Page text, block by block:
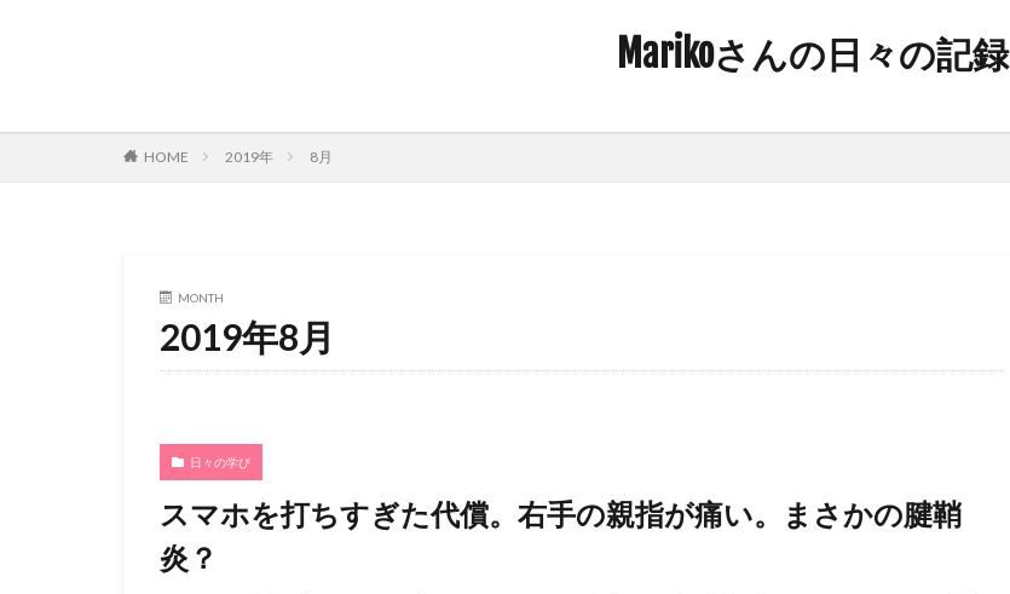
Marikoさんの日々の記録
HOME 2019年 8月
MONTH
2019年8月
日々の学び
スマホを打ちすぎた代償。右手の親指が痛い。まさかの腱鞘
炎？